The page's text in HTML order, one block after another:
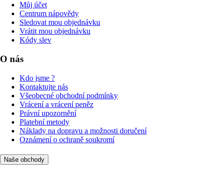
Můj účet
Centrum nápovědy
Sledovat mou objednávku
Vrátit mou objednávku
Kódy slev
O nás
Kdo jsme ?
Kontaktujte nás
Všeobecné obchodní podmínky
Vrácení a vrácení peněz
Právní upozornění
Platební metody
Náklady na dopravu a možnosti doručení
Oznámení o ochraně soukromí
Naše obchody